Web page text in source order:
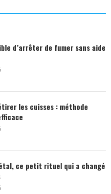
d’arrêter de fumer sans aide
les cuisses : méthode
ce petit rituel qui a changé